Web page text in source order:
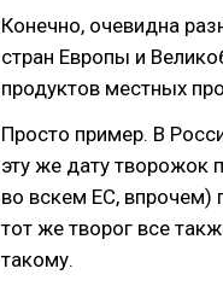
Конечно, очевидна
стран Европы и
продуктов местных
Просто пример. В
эту же дату творожок
во вскем ЕС, впрочем)
тот же творог все
такому.